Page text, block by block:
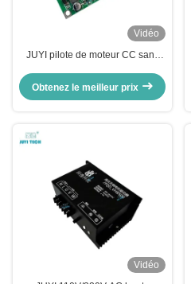
Vidéo
JUYI pilote de moteur CC sans
contre les ondes UV / UV PWM
fréquence 1-20KHZ
Obtenez le meilleur prix
Vidéo